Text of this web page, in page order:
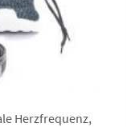
Herzfrequenz,